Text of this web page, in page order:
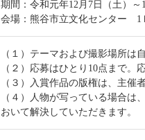
期間：令和元年12月7日（土）～
会場：熊谷市立文化センター 1
（１）テーマおよび撮影場所は
（２）応募はひとり10点まで。
（３）入賞作品の版権は、主催
（４）人物が写っている場合は
おいて解決していただきます。